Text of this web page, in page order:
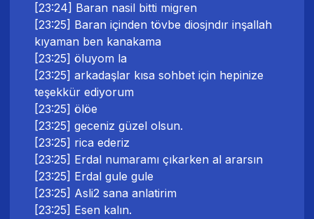
[23:24] Baran nasil bitti migren
[23:25] Baran içinden tövbe diosjndır inşallah
kıyaman ben kanakama
[23:25] öluyom la
[23:25] arkadaşlar kısa sohbet için hepinize
teşekkür ediyorum
[23:25] ölöe
[23:25] geceniz güzel olsun.
[23:25] rica ederiz
[23:25] Erdal numaramı çıkarken al ararsın
[23:25] Erdal gule gule
[23:25] Asli2 sana anlatirim
[23:25] Esen kalın.